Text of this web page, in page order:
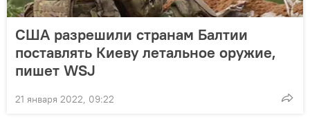
США разрешили странам Балтии
поставлять Киеву летальное оружие,
пишет WSJ
21 января 2022, 09:22